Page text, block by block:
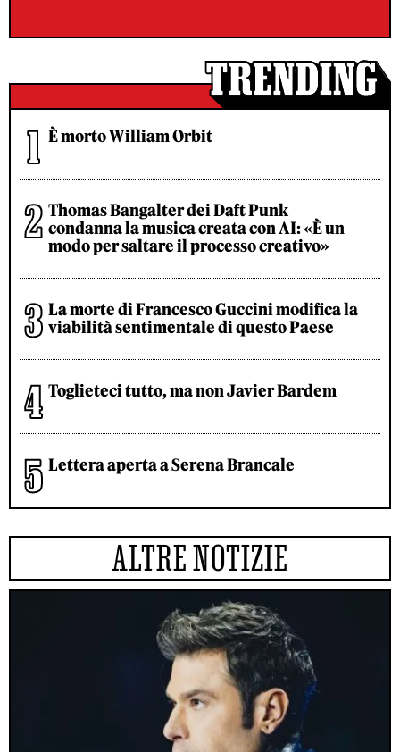
È morto William Orbit
Thomas Bangalter dei Daft Punk
condanna la musica creata con AI: «È un
modo per saltare il processo creativo»
La morte di Francesco Guccini modifica la
viabilità sentimentale di questo Paese
Toglieteci tutto, ma non Javier Bardem
Lettera aperta a Serena Brancale
ALTRE NOTIZIE